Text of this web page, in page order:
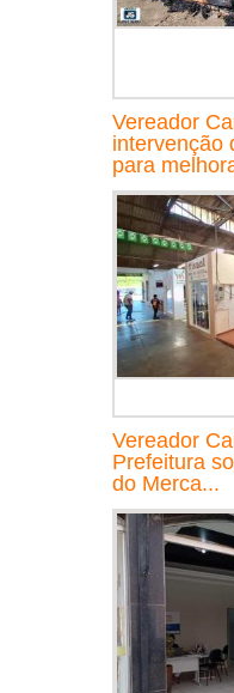
Vereador
intervenção
para
Vereador
Prefeitura
do Merca...